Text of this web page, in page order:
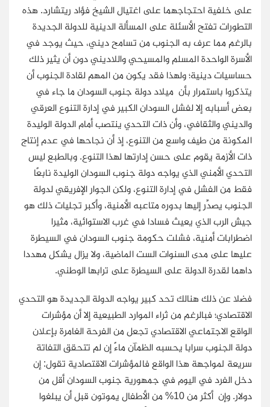
على خلفية احتجاجهما على اغتيال الشيخ فؤاد ريتشارد. هذه
التطورات تفتح الأسئلة على المسألة الدينية للدولة الجديدة
بالرغم مما عرف به الجنوب من تسامح ديني، حيث يوجد في
الأسرة الواحدة المسلم والمسيحي واللاديني دون أن يثير ذلك
حساسيات دينية؛ ولهذا فقد يكون من المهم لقادة الجنوب أن
يتذكروا باستمرار بأن ميلاد دولة جنوب السودان ما جاء في
بعض أسبابه إلا لفشل السودان الكبير في إدارة التنوع العرقي
والديني والثقافي، وأن ذات التحدي ينتصب أمام الدولة الوليدة
المكونة من طيف واسع من التنوع، إذ أن نجاحها في عدم إنتاج
ذات الأزمة يقوم على حسن إدارتها لهذا التنوع. وبالطبع ليس
التحدي الأمني الذي يواجه دولة جنوب السودان الوليدة نابعًا
فقط من الفشل في إدارة التنوع، ولكن الجوار الإفريقي لدولة
الجنوب يصدِّر إليها بدوره متاعبه الأمنية، وأكبر تجليات ذلك هو
جيش الرب الذي يعيث فسادا في غرب الاستوائية، مثيرا
اضطرابات أمنية، فشلت حكومة جنوب السودان في السيطرة
عليها على مدى السنوات الست الماضية، ولا يزال يشكل مهددا
داهما لقدرة الدولة على السيطرة على ترابها الوطني.
فضلا عن ذلك هنالك تحد كبير يواجه الدولة الجديدة هو التحدي
الاقتصادي؛ فبالرغم من ثراء الموارد الطبيعية إلا أن مؤشرات
الواقع الاجتماعي الاقتصادي تجعل من الفرحة الغامرة بإعلان
دولة الجنوب سرابا يحسبه الظمآن ماءً إن لم تتحقق التفاتة
سريعة لمواجهة هذا الواقع فالمؤشرات الاقتصادية تقول: إن
دخل الفرد في اليوم في جمهورية جنوب السودان أقل من
دولار. وإن أكثر من 10% من الأطفال يموتون قبل أن يبلغوا